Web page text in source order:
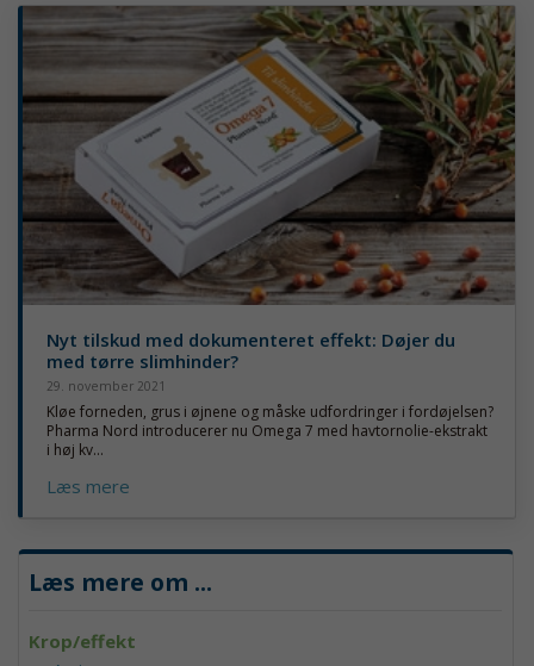
Nyt tilskud med dokumenteret effekt: Døjer du
med tørre slimhinder?
29. november 2021
Kløe forneden, grus i øjnene og måske udfordringer i fordøjelsen?
Pharma Nord introducerer nu Omega 7 med havtornolie-ekstrakt
i høj kv...
Læs mere
Læs mere om ...
Krop/effekt